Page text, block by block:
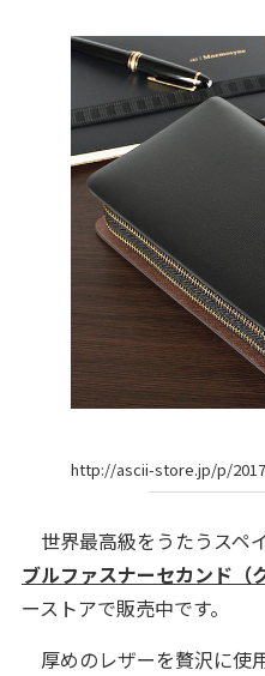
http://ascii-store.jp/p/
世界最高級をうたうスペ
ブルファスナーセカンド（
ーストアで販売中です。
厚めのレザーを贅沢に使